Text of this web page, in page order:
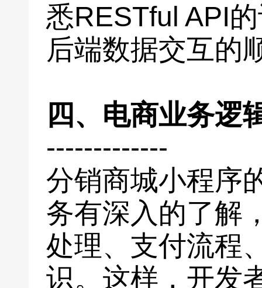
悉RESTful API
后端数据交互的
四、电商业务逻
-------------
分销商城小程序
务有深入的了解
处理、支付流程
识。这样，开发